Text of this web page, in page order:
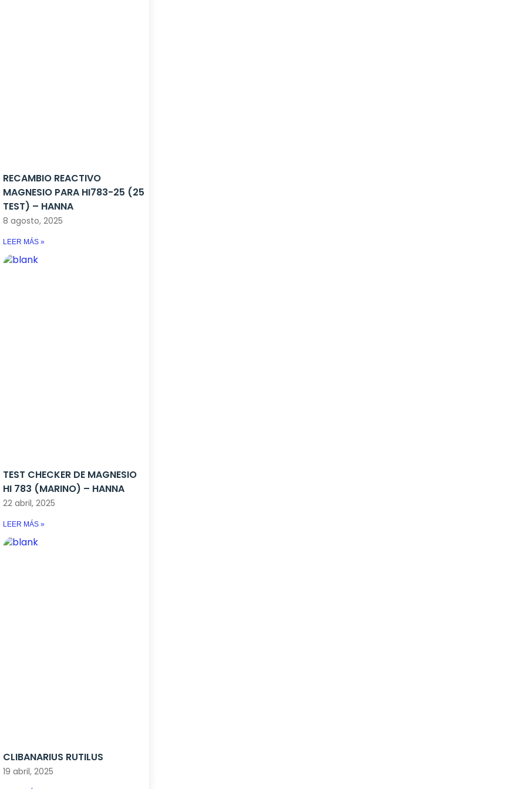
RECAMBIO REACTIVO
MAGNESIO PARA HI783-25 (25
TEST) – HANNA
8 agosto, 2025
LEER MÁS »
TEST CHECKER DE MAGNESIO
HI 783 (MARINO) – HANNA
22 abril, 2025
LEER MÁS »
CLIBANARIUS RUTILUS
19 abril, 2025